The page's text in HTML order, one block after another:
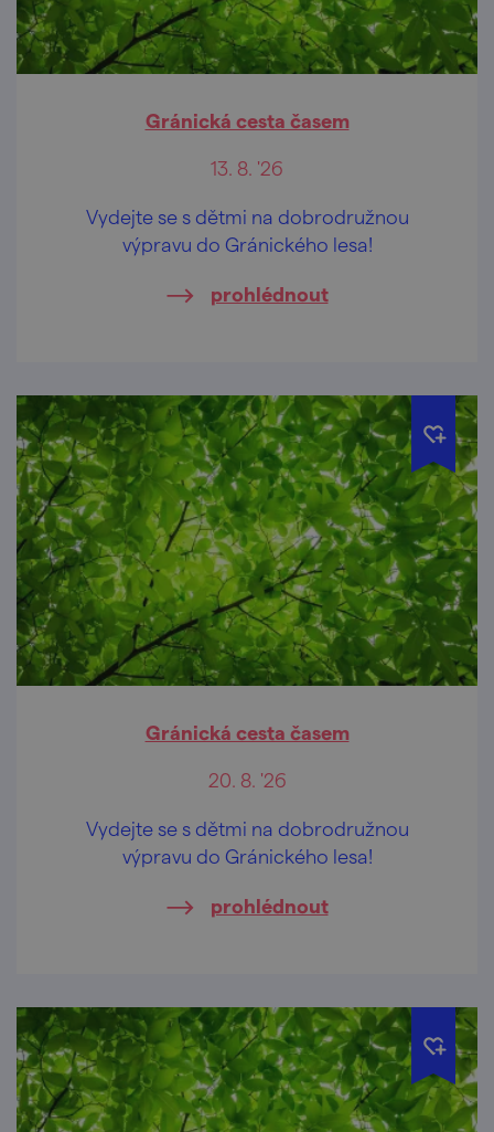
Gránická cesta časem
13. 8. '26
Vydejte se s dětmi na dobrodružnou
výpravu do Gránického lesa!
prohlédnout
Gránická cesta časem
20. 8. '26
Vydejte se s dětmi na dobrodružnou
výpravu do Gránického lesa!
prohlédnout